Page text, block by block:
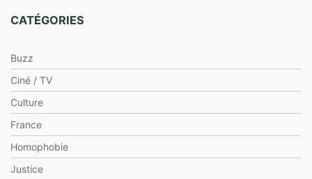
CATÉGORIES
Buzz
Ciné / TV
Culture
France
Homophobie
Justice